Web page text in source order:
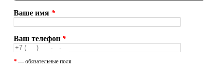
Ваше имя *
Ваш телефон *
* — обязательные поля